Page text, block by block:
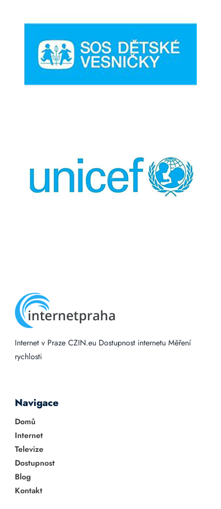
Internet v Praze CZIN.eu Dostupnost internetu Měření
rychlosti
Navigace
Domů
Internet
Televize
Dostupnost
Blog
Kontakt